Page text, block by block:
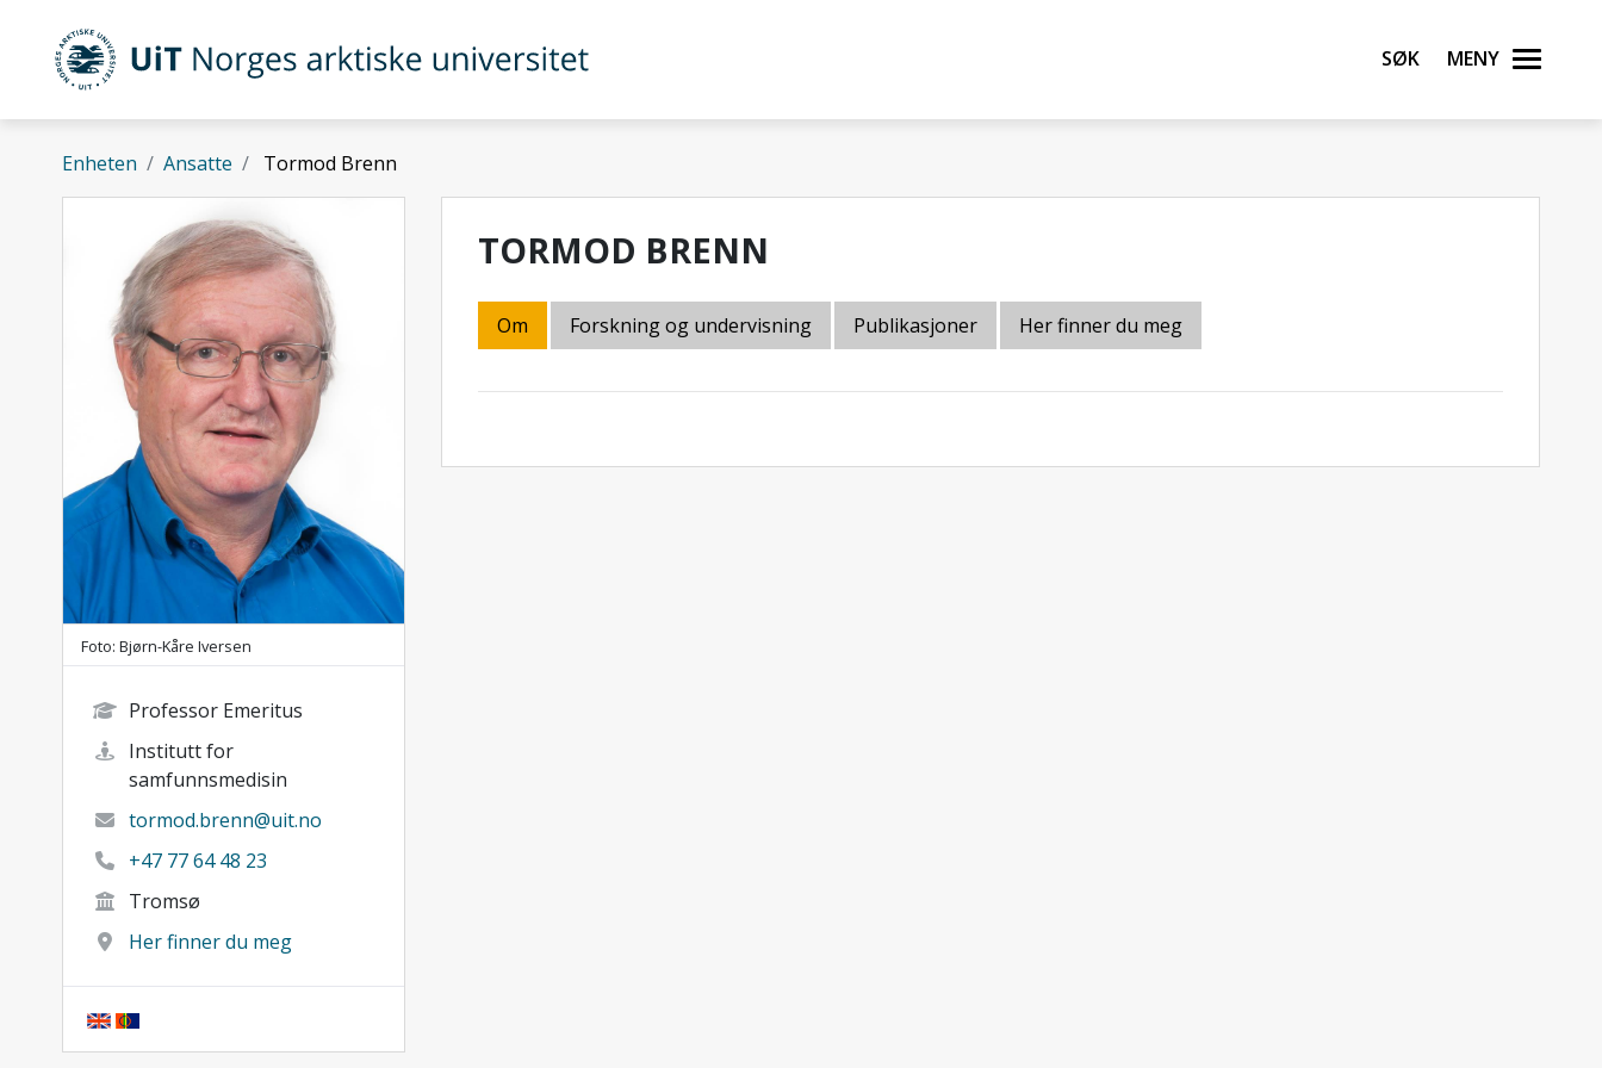
Gå til hovedinnhold
UiT Norges arktiske universitet Søk Meny
Enheten Ansatte Tormod Brenn
Foto: Bjørn-Kåre Iversen
Professor Emeritus
Institutt for
samfunnsmedisin
tormod.brenn@uit.no
+47 77 64 48 23
Tromsø
Her finner du meg
TORMOD BRENN
Om Forskning og undervisning Publikasjoner Her finner du meg